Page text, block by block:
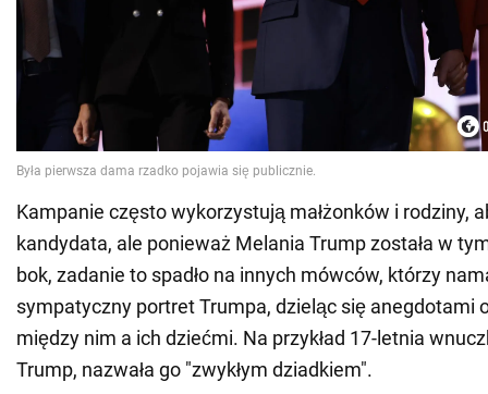
Kampanie często wykorzystują małżonków i rodziny,
kandydata, ale ponieważ Melania Trump została w
bok, zadanie to spadło na innych mówców, którzy
sympatyczny portret Trumpa, dzieląc się anegdotami
między nim a ich dziećmi. Na przykład 17-letnia
Trump, nazwała go "zwykłym dziadkiem".